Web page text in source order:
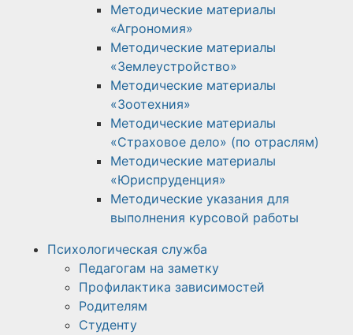
Методические материалы
«Агрономия»
Методические материалы
«Землеустройство»
Методические материалы
«Зоотехния»
Методические материалы
«Страховое дело» (по отраслям)
Методические материалы
«Юриспруденция»
Методические указания для
выполнения курсовой работы
Психологическая служба
Педагогам на заметку
Профилактика зависимостей
Родителям
Студенту